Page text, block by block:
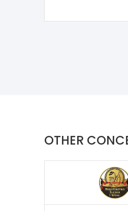
OTHER